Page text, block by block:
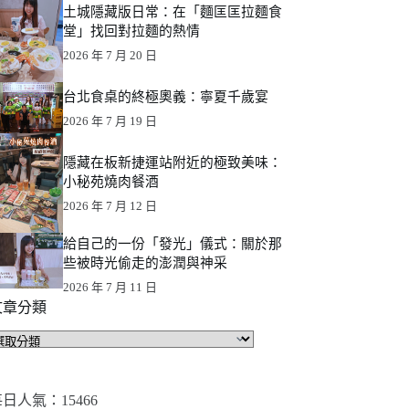
土城隱藏版日常：在「麵匡匡拉麵食
堂」找回對拉麵的熱情
2026 年 7 月 20 日
台北食桌的終極奧義：寧夏千歲宴
2026 年 7 月 19 日
隱藏在板新捷運站附近的極致美味：
小秘苑燒肉餐酒
2026 年 7 月 12 日
給自己的一份「發光」儀式：關於那
些被時光偷走的澎潤與神采
2026 年 7 月 11 日
分類
人氣：15466